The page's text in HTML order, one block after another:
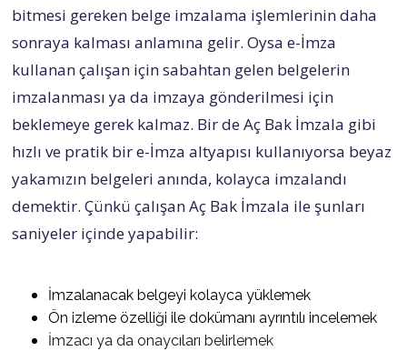
bitmesi gereken belge imzalama işlemlerinin daha
sonraya kalması anlamına gelir. Oysa e-İmza
kullanan çalışan için sabahtan gelen belgelerin
imzalanması ya da imzaya gönderilmesi için
beklemeye gerek kalmaz. Bir de Aç Bak İmzala gibi
hızlı ve pratik bir e-İmza altyapısı kullanıyorsa beyaz
yakamızın belgeleri anında, kolayca imzalandı
demektir. Çünkü çalışan Aç Bak İmzala ile şunları
saniyeler içinde yapabilir:
İmzalanacak belgeyi kolayca yüklemek
Ön izleme özelliği ile dokümanı ayrıntılı incelemek
İmzacı ya da onaycıları belirlemek